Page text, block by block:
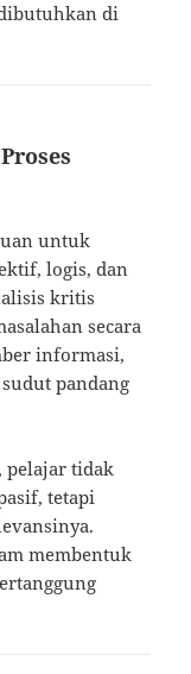
di
untuk
logis, dan
kritis
secara
informasi,
pandang
pelajar tidak
tetapi
membentuk